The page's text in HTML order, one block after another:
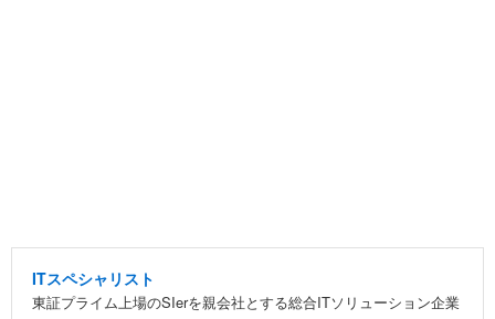
ITスペシャリスト
東証プライム上場のSIerを親会社とする総合ITソリューション企業